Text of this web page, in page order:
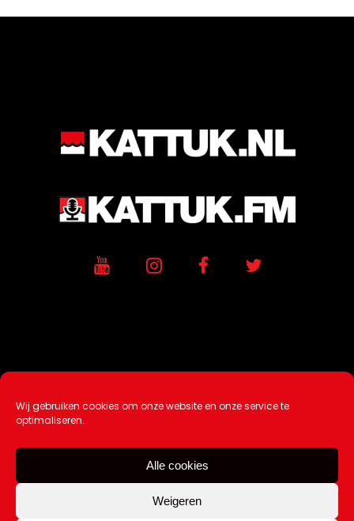
Wij gebruiken cookies om onze website en onze service te
optimaliseren.
Alle cookies
Weigeren
Ontwikkeling / Hosting doorAtSea
Over Ons |Tip de redactie
Contact